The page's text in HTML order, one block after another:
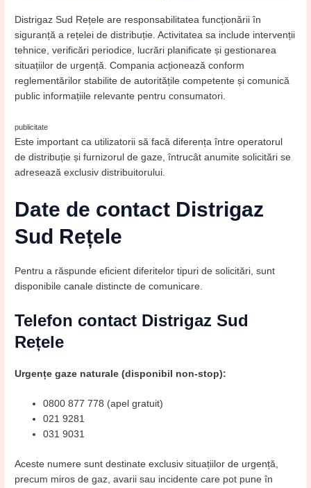
Distrigaz Sud Rețele are responsabilitatea funcționării în
siguranță a rețelei de distribuție. Activitatea sa include intervenții
tehnice, verificări periodice, lucrări planificate și gestionarea
situațiilor de urgență. Compania acționează conform
reglementărilor stabilite de autoritățile competente și comunică
public informațiile relevante pentru consumatori.
publicitate
Este important ca utilizatorii să facă diferența între operatorul
de distribuție și furnizorul de gaze, întrucât anumite solicitări se
adresează exclusiv distribuitorului.
Date de contact Distrigaz
Sud Rețele
Pentru a răspunde eficient diferitelor tipuri de solicitări, sunt
disponibile canale distincte de comunicare.
Telefon contact Distrigaz Sud
Rețele
Urgențe gaze naturale (disponibil non-stop):
0800 877 778 (apel gratuit)
021 9281
031 9031
Aceste numere sunt destinate exclusiv situațiilor de urgență,
precum miros de gaz, avarii sau incidente care pot pune în